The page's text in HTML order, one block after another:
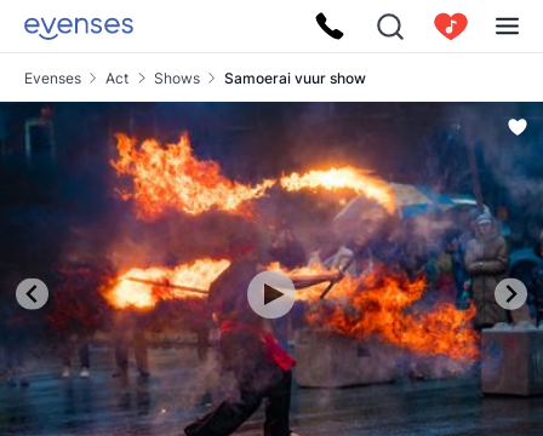
Evenses Act Shows Samoerai vuur show